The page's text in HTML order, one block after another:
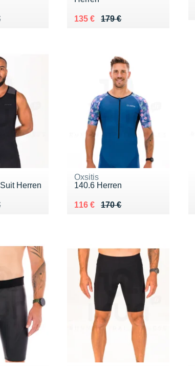
€ 179 €
Au lieu de 179 €
135 €
Vendu 135 €
Herren
€
Oxsitis
140.6 Herren
170 €
Au lieu de 170 €
116 €
Vendu 116 €